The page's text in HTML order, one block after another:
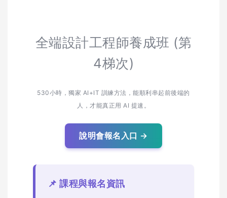
全端設計工程師養成班 (第
4梯次)
530小時，獨家 AI+IT 訓練方法，能順利串起前後端的
人，才能真正用 AI 提速。
說明會報名入口 →
📌 課程與報名資訊